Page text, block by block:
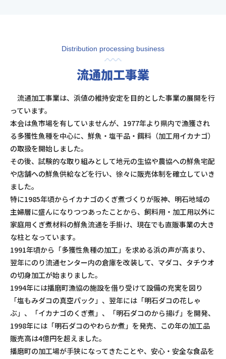
Distribution processing business
流通加工事業
流通加工事業は、浜値の維持安定を目的とした事業の展開を行
っています。
本会は魚市場を有していませんが、1977年より県内で漁獲され
る多獲性魚種を中心に、鮮魚・塩干品・餌料（加工用イカナゴ）
の取扱を開始しました。
その後、試験的な取り組みとして地元の生協や農協への鮮魚宅配
や店舗への鮮魚供給などを行い、徐々に販売体制を確立していき
ました。
特に1985年頃からイカナゴのくぎ煮づくりが阪神、明石地域の
主婦層に盛んになりつつあったことから、飼料用・加工用以外に
家庭用くぎ煮材料の鮮魚流通を手掛け、現在でも直販事業の大き
な柱となっています。
1991年頃から「多獲性魚種の加工」を求める浜の声が高まり、
翌年にのり流通センター内の倉庫を改装して、マダコ、タチウオ
の切身加工が始まりました。
1994年には播磨町漁協の施設を借り受けて設備の充実を図り
「塩もみダコの真空パック」、翌年には「明石ダコの花しゃ
ぶ」、「イカナゴのくぎ煮」、「明石ダコのから揚げ」を開発、
1998年には「明石ダコのやわらか煮」を発売、この年の加工品
販売高は4億円を超えました。
播磨町の加工場が手狭になってきたことや、安心・安全な食品を